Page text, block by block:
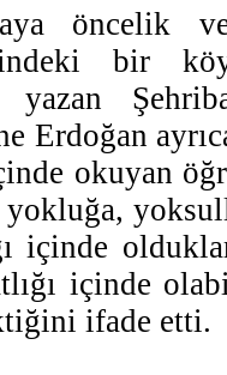
öncelik
bir
yazan
Erdoğan
okuyan
yokluğa,
içinde
içinde
ifade etti.